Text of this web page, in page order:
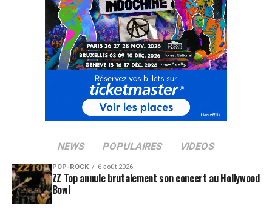
NEWS POPULAIRES VIDEOS
POP-ROCK 6 août 2026
ZZ Top annule brutalement son concert au Hollywood
Bowl